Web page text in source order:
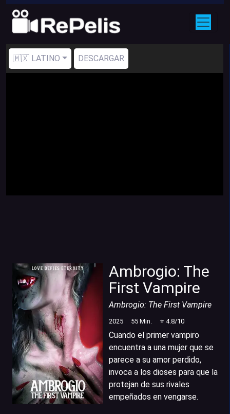
🇲🇽 LATINO DESCARGAR
Ambrogio: The
First Vampire
Ambrogio: The First Vampire
2025 55 Min. ⭐ 4.8/10
Cuando el primer vampiro
encuentra a una mujer que se
parece a su amor perdido,
invoca a los dioses para que la
protejan de sus rivales
empeñados en vengarse.